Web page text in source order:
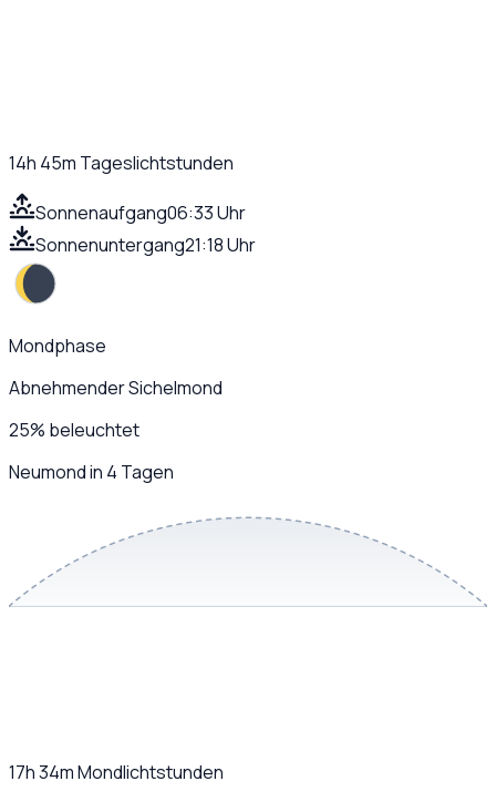
14h 45m Tageslichtstunden
Sonnenaufgang06:33 Uhr
Sonnenuntergang21:18 Uhr
Mondphase
Abnehmender Sichelmond
25% beleuchtet
Neumond in 4 Tagen
17h 34mMondlichtstunden